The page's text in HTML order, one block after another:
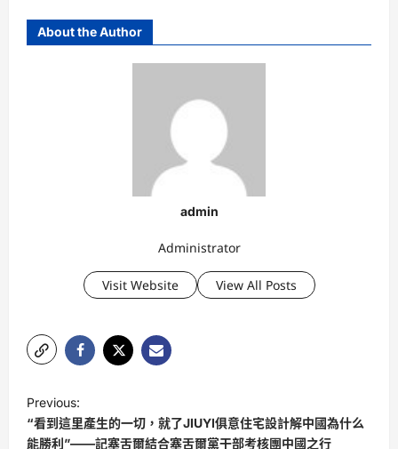
About the Author
admin
Administrator
Visit Website View All Posts
o
Previous:
“看到這里產生的一切，就了JIUYI俱意住宅設計解中國為什么
能勝利”——記塞舌爾結合塞舌爾黨干部考核團中國之行